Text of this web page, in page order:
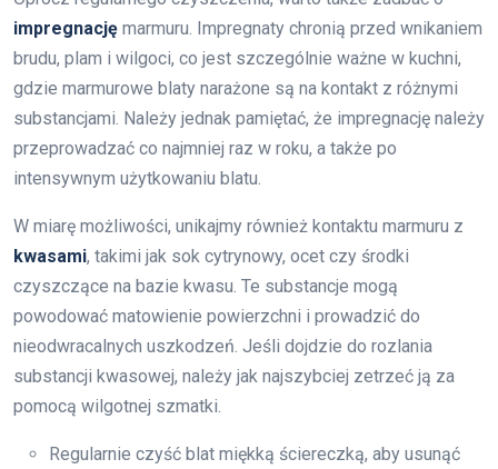
impregnację marmuru. Impregnaty chronią przed wnikaniem
brudu, plam i wilgoci, co jest szczególnie ważne w kuchni,
gdzie marmurowe blaty narażone są na kontakt z różnymi
substancjami. Należy jednak pamiętać, że impregnację należy
przeprowadzać co najmniej raz w roku, a także po
intensywnym użytkowaniu blatu.
W miarę możliwości, unikajmy również kontaktu marmuru z
kwasami, takimi jak sok cytrynowy, ocet czy środki
czyszczące na bazie kwasu. Te substancje mogą
powodować matowienie powierzchni i prowadzić do
nieodwracalnych uszkodzeń. Jeśli dojdzie do rozlania
substancji kwasowej, należy jak najszybciej zetrzeć ją za
pomocą wilgotnej szmatki.
Regularnie czyść blat miękką ściereczką, aby usunąć